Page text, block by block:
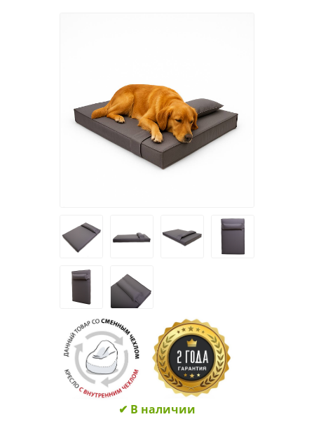
✔ В наличии